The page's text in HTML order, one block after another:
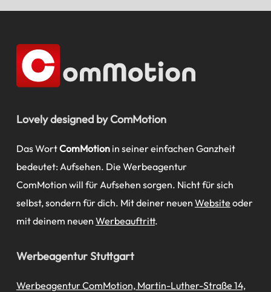
Lovely designed by ComMotion
Das WortComMotionin seiner einfachen Ganzheit
bedeutet: Aufsehen. Die Werbeagentur
ComMotion will für Aufsehen sorgen. Nicht für sich
selbst, sondern für dich. Mit deiner neuen Website oder
mit deinem neuen Werbeauftritt.
Werbeagentur Stuttgart
Werbeagentur ComMotion, Martin-Luther-Straße 14,